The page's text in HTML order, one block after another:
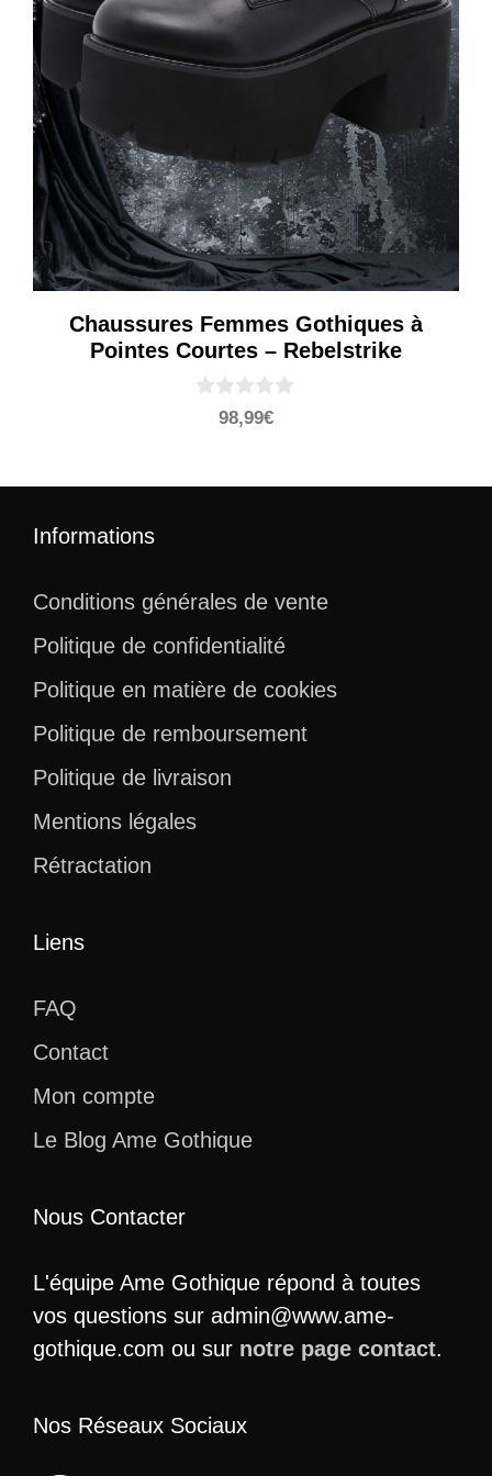
Chaussures Femmes Gothiques à
Pointes Courtes – Rebelstrike
5
98,99€
Informations
Conditions générales de vente
Politique de confidentialité
Politique en matière de cookies
Politique de remboursement
Politique de livraison
Mentions légales
Rétractation
Liens
FAQ
Contact
Mon compte
Le Blog Ame Gothique
Nous Contacter
L'équipe Ame Gothique répond à toutes
vos questions sur admin@www.ame-
gothique.com ou sur notre page contact.
Nos Réseaux Sociaux